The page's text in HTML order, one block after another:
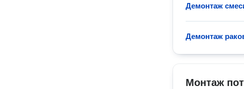
Демонтаж
Демонтаж
Монтаж